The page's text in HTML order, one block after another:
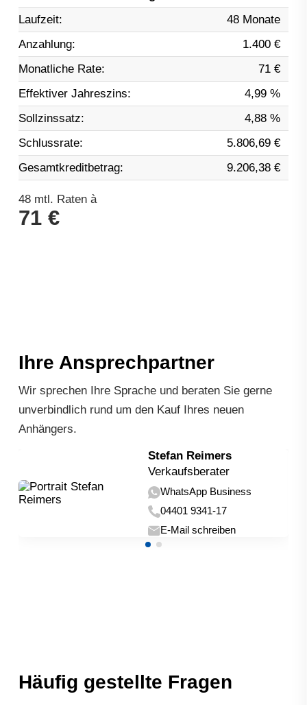
Laufzeit:
48 Monate
Anzahlung:
1.400 €
Monatliche Rate:
71 €
Effektiver Jahreszins:
4,99 %
Sollzinssatz:
4,88 %
Schlussrate:
5.806,69 €
Gesamtkreditbetrag:
9.206,38 €
48mtl. Raten à
71 €
Ihre Ansprechpartner
Wir sprechen Ihre Sprache und beraten Sie gerne
unverbindlich rund um den Kauf Ihres neuen
Anhängers.
Stefan Reimers
Verkaufsberater
WhatsApp Business
04401 9341-17
E-Mail schreiben
Häufig gestellte Fragen